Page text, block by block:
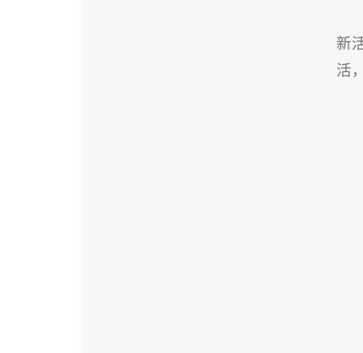
新
活